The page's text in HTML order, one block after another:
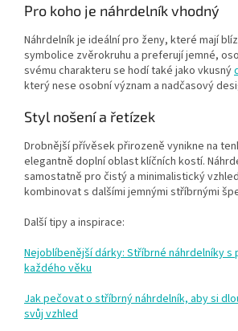
Pro koho je náhrdelník vhodný
Náhrdelník je ideální pro ženy, které mají
symbolice zvěrokruhu a preferují jemné,
svému charakteru se hodí také jako vkusný
který nese osobní význam a nadčasový
Styl nošení a řetízek
Drobnější přívěsek přirozeně vynikne na
elegantně doplní oblast klíčních kostí.
samostatně pro čistý a minimalistický
kombinovat s dalšími jemnými stříbrnými
Další tipy a inspirace:
Nejoblíbenější dárky: Stříbrné náhrdelníky
každého věku
Jak pečovat o stříbrný náhrdelník, aby si
svůj vzhled